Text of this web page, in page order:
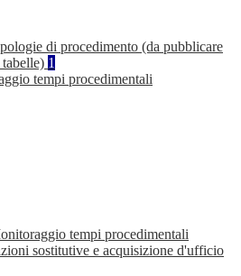
di procedimento (da pubblicare
1
tempi procedimentali
tempi procedimentali
sostitutive e acquisizione d'ufficio